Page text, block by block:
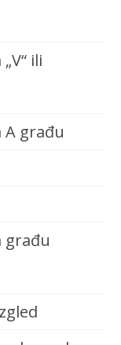
ili
građu
građu